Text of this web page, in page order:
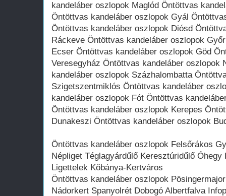
kandeláber oszlopok Maglód Öntöttvas
Öntöttvas kandeláber oszlopok Gyál
Öntöttvas kandeláber oszlopok Diósd
Ráckeve Öntöttvas kandeláber oszlopok
Ecser Öntöttvas kandeláber oszlopok Göd
Veresegyház Öntöttvas kandeláber oszlopok
kandeláber oszlopok Százhalombatta
Szigetszentmiklós Öntöttvas kandeláber
kandeláber oszlopok Fót Öntöttvas
Öntöttvas kandeláber oszlopok Kerepes
Dunakeszi Öntöttvas kandeláber oszlopok
Öntöttvas kandeláber oszlopok Felsőrákos
Népliget Téglagyárdűlő Keresztúridűlő Óhegy
Ligettelek Kőbánya-Kertváros
Öntöttvas kandeláber oszlopok
Nádorkert Spanyolrét Dobogó Albertfalva